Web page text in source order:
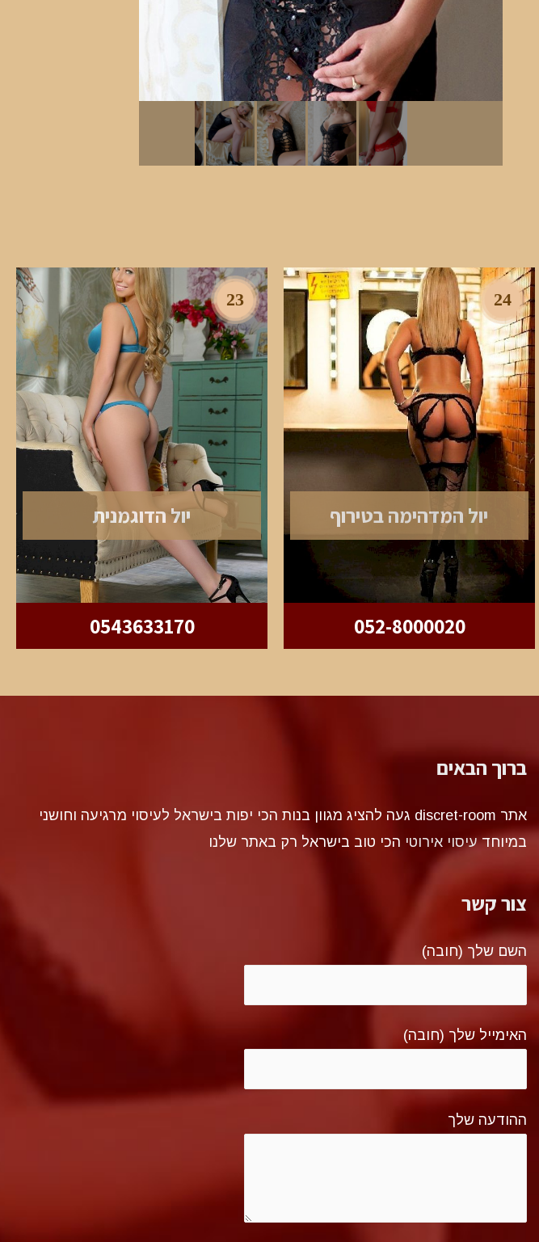
24
יול המדהימה בטירוף
052-8000020
23
יול הדוגמנית
0543633170
ברוך הבאים
אתר discret-room געה להציג מגוון בנות הכי יפות בישראל לעיסוי מרגיעה וחושני
במיוחדעיסוי אירוטי הכי טוב בישראל רק באתר שלנו
צור קשר
השם שלך (חובה)
האימייל שלך (חובה)
ההודעה שלך